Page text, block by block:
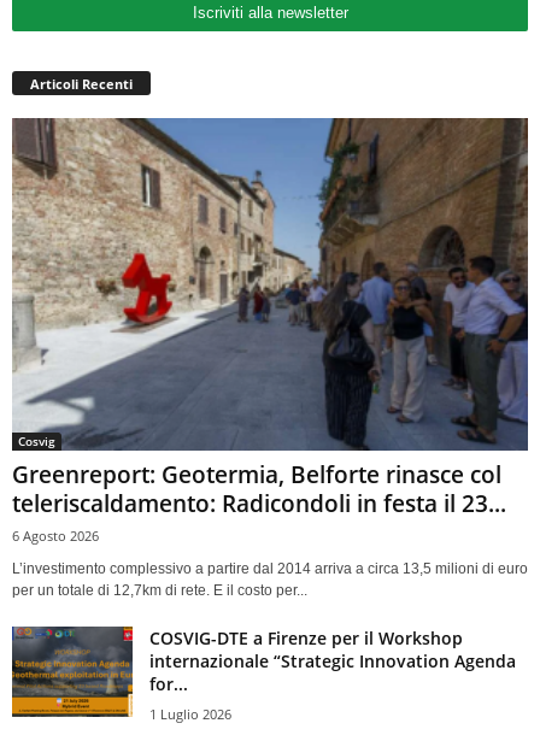
Iscriviti alla newsletter
Articoli Recenti
Cosvig
Greenreport: Geotermia, Belforte rinasce col
teleriscaldamento: Radicondoli in festa il 23...
6 Agosto 2026
L’investimento complessivo a partire dal 2014 arriva a circa 13,5 milioni di euro
per un totale di 12,7km di rete. E il costo per...
COSVIG-DTE a Firenze per il Workshop
internazionale “Strategic Innovation Agenda
for...
1 Luglio 2026